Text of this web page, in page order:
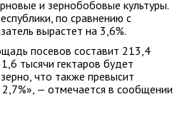
и зернобобовые культуры.
по сравнению с
вырастет на 3,6%.
посевов составит 213,4
тысячи гектаров будет
что также превысит
— отмечается в сообщении